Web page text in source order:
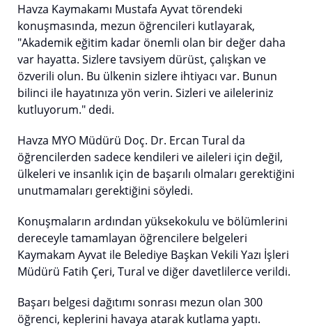
Havza Kaymakamı Mustafa Ayvat törendeki
konuşmasında, mezun öğrencileri kutlayarak,
"Akademik eğitim kadar önemli olan bir değer daha
var hayatta. Sizlere tavsiyem dürüst, çalışkan ve
özverili olun. Bu ülkenin sizlere ihtiyacı var. Bunun
bilinci ile hayatınıza yön verin. Sizleri ve aileleriniz
kutluyorum." dedi.
Havza MYO Müdürü Doç. Dr. Ercan Tural da
öğrencilerden sadece kendileri ve aileleri için değil,
ülkeleri ve insanlık için de başarılı olmaları gerektiğini
unutmamaları gerektiğini söyledi.
Konuşmaların ardından yüksekokulu ve bölümlerini
dereceyle tamamlayan öğrencilere belgeleri
Kaymakam Ayvat ile Belediye Başkan Vekili Yazı İşleri
Müdürü Fatih Çeri, Tural ve diğer davetlilerce verildi.
Başarı belgesi dağıtımı sonrası mezun olan 300
öğrenci, keplerini havaya atarak kutlama yaptı.